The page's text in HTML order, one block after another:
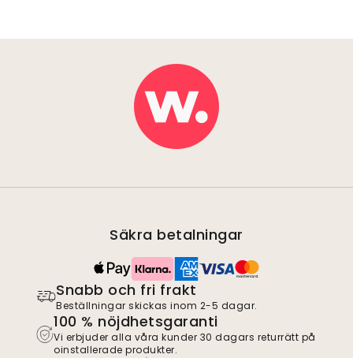
Säkra betalningar
Snabb och fri frakt
Beställningar skickas inom 2-5 dagar.
100 % nöjdhetsgaranti
Vi erbjuder alla våra kunder 30 dagars returrätt på
oinstallerade produkter.